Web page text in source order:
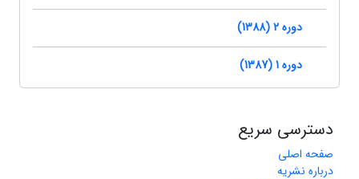
دوره 2 (1388)
دوره 1 (1387)
دسترسی سریع
صفحه اصلی
درباره نشریه